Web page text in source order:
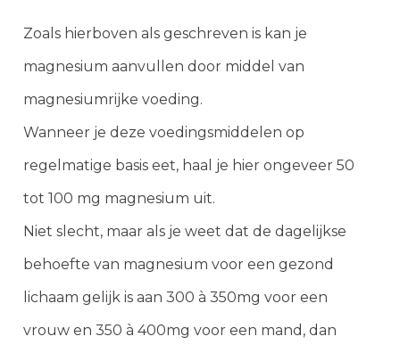
Zoals hierboven als geschreven is kan je
magnesium aanvullen door middel van
magnesiumrijke voeding.
Wanneer je deze voedingsmiddelen op
regelmatige basis eet, haal je hier ongeveer 50
tot 100 mg magnesium uit.
Niet slecht, maar als je weet dat de dagelijkse
behoefte van magnesium voor een gezond
lichaam gelijk is aan 300 à 350mg voor een
vrouw en 350 à 400mg voor een mand, dan